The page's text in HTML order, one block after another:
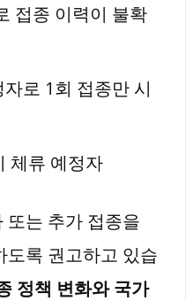
접종 이력이 불확
로 1회 접종만 시
체류 예정자
또는 추가 접종을
도록 권고하고 있습
정책 변화와 국가